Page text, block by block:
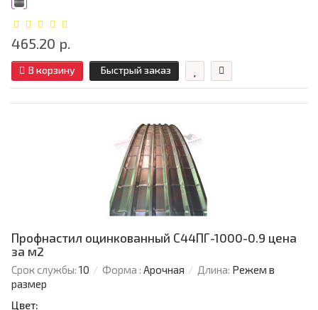
465.20 р.
В корзину Быстрый заказ
Профнастил оцинкованный С44ПГ-1000-0.9 цена
за м2
Срок службы: 10 Форма : Арочная Длина: Режем в
размер
Цвет: